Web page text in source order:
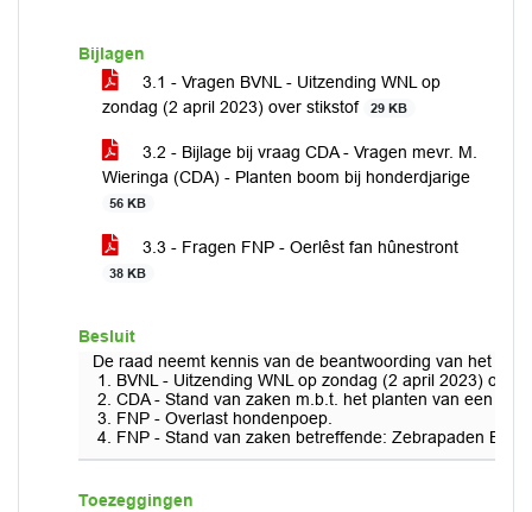
Bijlagen
3.1 - Vragen BVNL - Uitzending WNL op
zondag (2 april 2023) over stikstof
29 KB
3.2 - Bijlage bij vraag CDA - Vragen mevr. M.
Wieringa (CDA) - Planten boom bij honderdjarige
56 KB
3.3 - Fragen FNP - Oerlêst fan hûnestront
38 KB
Besluit
De raad neemt kennis van de beantwoording van het
BVNL - Uitzending WNL op zondag (2 april 2023) over
CDA - Stand van zaken m.b.t. het planten van een
FNP - Overlast hondenpoep.
FNP - Stand van zaken betreffende: Zebrapaden
Toezeggingen